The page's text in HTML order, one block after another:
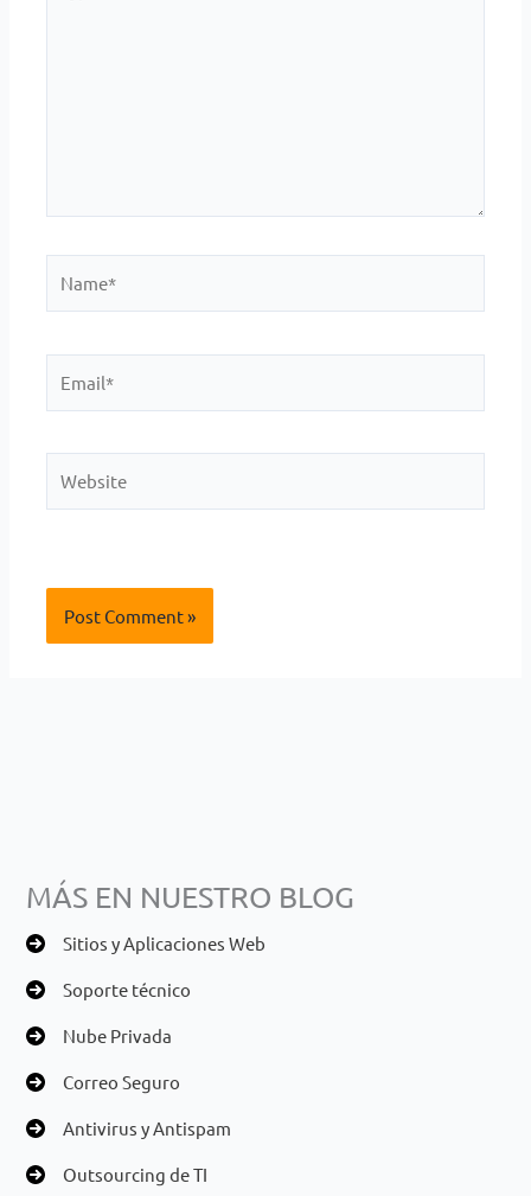
MÁS EN NUESTRO BLOG
Sitios y Aplicaciones Web
Soporte técnico
Nube Privada
Correo Seguro
Antivirus y Antispam
Outsourcing de TI